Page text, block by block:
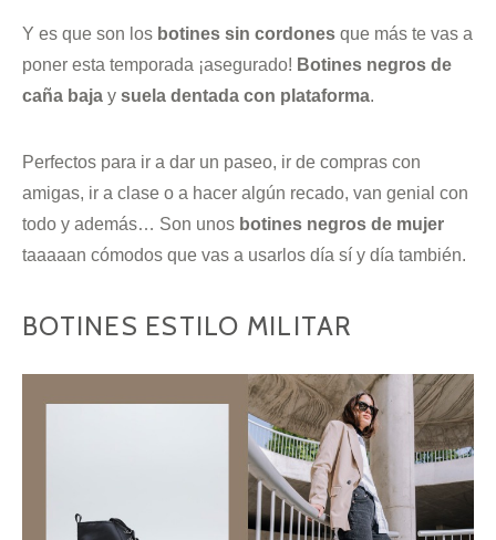
Y es que son los botines sin cordones que más te vas a
poner esta temporada ¡asegurado! Botines negros de
caña baja y suela dentada con plataforma.
Perfectos para ir a dar un paseo, ir de compras con
amigas, ir a clase o a hacer algún recado, van genial con
todo y además… Son unos botines negros de mujer
taaaaan cómodos que vas a usarlos día sí y día también.
BOTINES ESTILO MILITAR